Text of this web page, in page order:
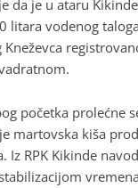
da je u ataru
litara vodenog
početka prolećne
martovska kiša
Iz RPK Kikinde